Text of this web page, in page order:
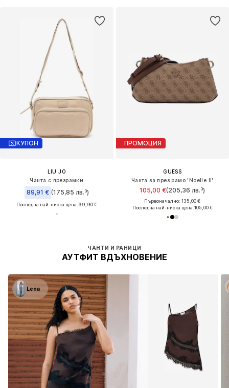
КУПОН
LIU JO
Чанта с презрамки
89,91 € (175,85 лв.³)
Последна най-ниска цена:99,90 €
ПРОМОЦИЯ
GUESS
Чанта за през рамо 'Noelle II'
105,00 €(205,36 лв.³)
Първоначално: 135,00 €
Последна най-ниска цена:105,00 €
ЧАНТИ И РАНИЦИ
АУТФИТ ВДЪХНОВЕНИЕ
Lena